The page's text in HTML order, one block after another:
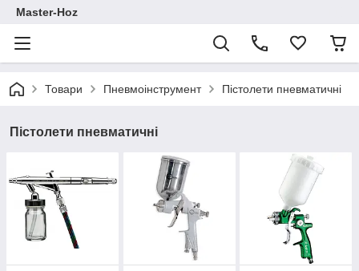
Master-Hoz
Товари Пневмоінструмент Пістолети пневматичні
Пістолети пневматичні